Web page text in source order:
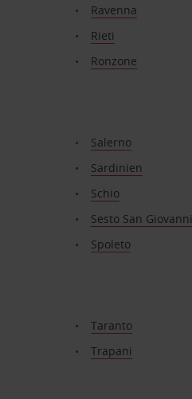
Ravenna
Rieti
Ronzone
Salerno
Sardinien
Schio
Sesto San Giovanni
Spoleto
Taranto
Trapani